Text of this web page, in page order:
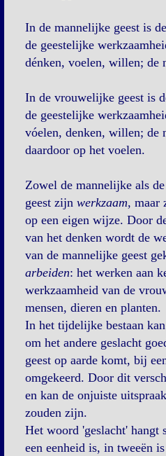
In de mannelijke geest is
de geestelijke
dénken, voelen, willen; de
In de vrouwelijke geest is
de geestelijke
vóelen, denken, willen; de
daardoor op het voelen.
Zowel de mannelijke als
geest zijn werkzaam, maar
op een eigen wijze. Door
van het denken wordt de
van de mannelijke geest
arbeiden: het werken aan
werkzaamheid van de
mensen, dieren en planten.
In het tijdelijke bestaan
om het andere geslacht
geest op aarde komt, bij
omgekeerd. Door dit
en kan de onjuiste
zouden zijn.
Het woord 'geslacht' hangt
een eenheid is, in tweeën